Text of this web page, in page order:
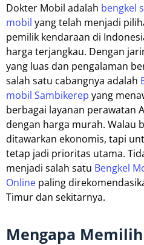
Dokter Mobil adalah bengkel
mobil yang telah menjadi
pemilik kendaraan di
harga terjangkau. Dengan
yang luas dan pengalaman
salah satu cabangnya adalah
mobil Sambikerep yang
berbagai layanan perawatan
dengan harga murah. Walau
ditawarkan ekonomis, tapi
tetap jadi prioritas utama.
menjadi salah satu Bengkel
Online paling
Timur dan sekitarnya.
Mengapa